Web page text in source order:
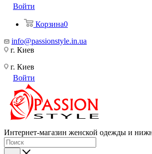
Войти
Корзина0
info@passionstyle.in.ua
г. Киев
г. Киев
Войти
Интернет-магазин женской одежды и